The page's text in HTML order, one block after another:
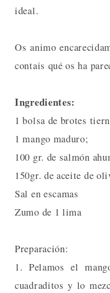
ideal.
Os animo
contais qué os ha
Ingredientes:
1 bolsa de brotes
1 mango maduro;
100 gr. de salmón
150gr. de aceite de
Sal en escamas
Zumo de 1 lima
Preparación:
1. Pelamos el
cuadraditos y lo